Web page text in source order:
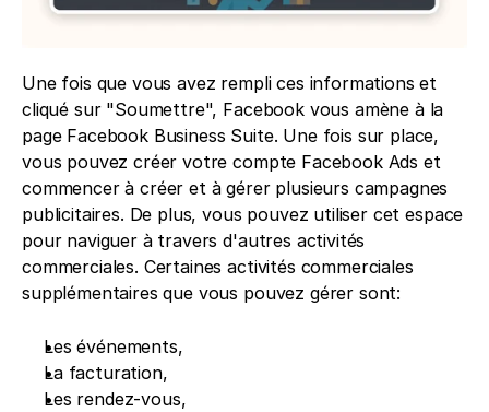
Une fois que vous avez rempli ces informations et
cliqué sur "Soumettre", Facebook vous amène à la
page Facebook Business Suite. Une fois sur place,
vous pouvez créer votre compte Facebook Ads et
commencer à créer et à gérer plusieurs campagnes
publicitaires. De plus, vous pouvez utiliser cet espace
pour naviguer à travers d'autres activités
commerciales. Certaines activités commerciales
supplémentaires que vous pouvez gérer sont:
Les événements,
La facturation,
Les rendez-vous,